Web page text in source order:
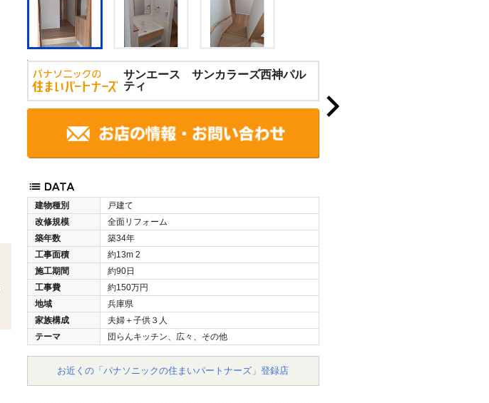
サンエース サンカラーズ西神パル
ティ
建物種別
戸建て
改修規模
全面リフォーム
築年数
築34年
工事面積
約13m 2
施工期間
約90日
工事費
約150万円
地域
兵庫県
家族構成
夫婦＋子供３人
テーマ
団らんキッチン、広々、その他
お近くの「パナソニックの住まいパートナーズ」登録店